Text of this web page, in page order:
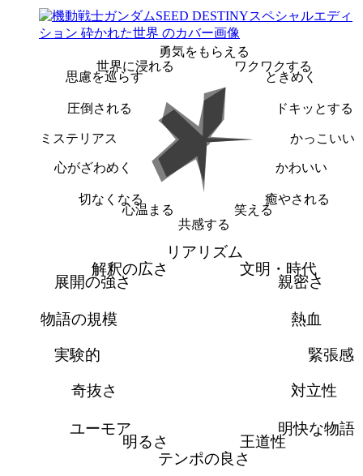
勇気をもらえる
ワクワクする
ときめく
ドキッとする
かっこいい
かわいい
癒やされる
笑える
共感する
心温まる
切なくなる
心がざわめく
ミステリアス
圧倒される
思慮を巡らす
世界に浸れる
リアリズム
文明・時代
親密さ
熱血
緊張感
対立性
明快な物語
王道性
テンポの良さ
明るさ
ユーモア
奇抜さ
実験的
物語の規模
展開の強さ
解釈の広さ